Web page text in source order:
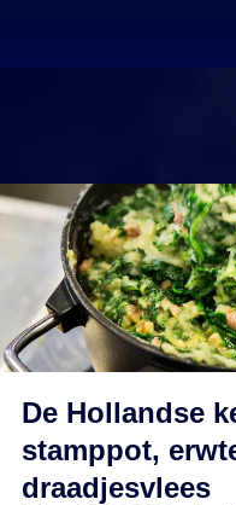
De Hollandse
stamppot,
draadjesvlees